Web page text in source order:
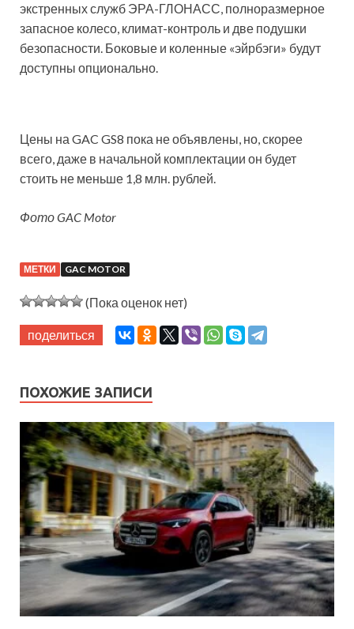
экстренных служб ЭРА-ГЛОНАСС, полноразмерное
запасное колесо, климат-контроль и две подушки
безопасности. Боковые и коленные «эйрбэги» будут
доступны опционально.
Цены на GAC GS8 пока не объявлены, но, скорее
всего, даже в начальной комплектации он будет
стоить не меньше 1,8 млн. рублей.
Фото GAC Motor
МЕТКИ GAC MOTOR
(Пока оценок нет)
поделиться
ПОХОЖИЕ ЗАПИСИ